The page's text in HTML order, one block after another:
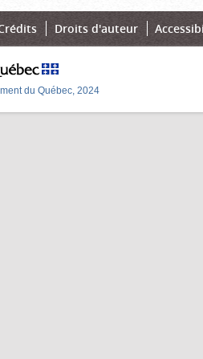
Droits d'auteur
du Québec, 2024